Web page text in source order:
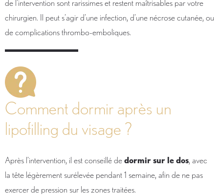
de l’intervention sont rarissimes et restent maîtrisables par votre
chirurgien. Il peut s’agir d’une infection, d’une nécrose cutanée, ou
de complications thrombo-emboliques.
Comment dormir après un
lipofilling du visage ?
Après l’intervention, il est conseillé dedormir sur le dos, avec
la tête légèrement surélevée pendant 1 semaine, afin de ne pas
exercer de pression sur les zones traitées.